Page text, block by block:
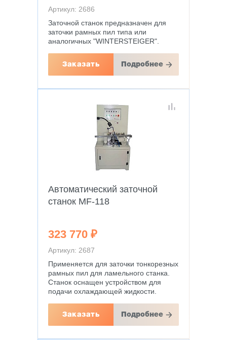
Артикул: 2686
Заточной станок предназначен для
заточки рамных пил типа или
аналогичных "WINTERSTEIGER".
Заказать Подробнее
Автоматический заточной
станок MF-118
323 770 ₽
Артикул: 2687
Применяется для заточки тонкорезных
рамных пил для ламельного станка.
Станок оснащен устройством для
подачи охлаждающей жидкости.
Заказать Подробнее